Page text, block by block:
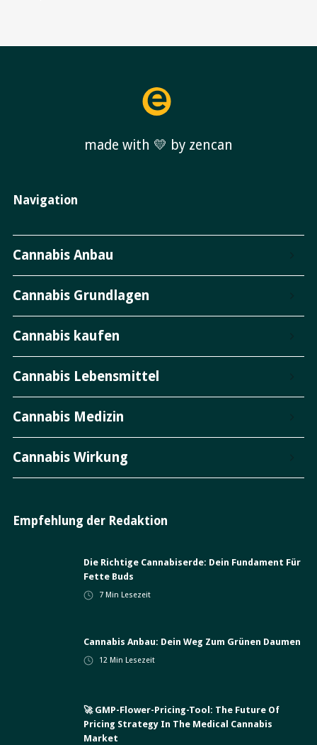
made with 💛 by zencan
Navigation
Cannabis Anbau
Cannabis Grundlagen
Cannabis kaufen
Cannabis Lebensmittel
Cannabis Medizin
Cannabis Wirkung
Empfehlung der Redaktion
Die Richtige Cannabiserde: Dein Fundament Für
Fette Buds
7 Min Lesezeit
Cannabis Anbau: Dein Weg Zum Grünen Daumen
12 Min Lesezeit
🚀 GMP-Flower-Pricing-Tool: The Future Of
Pricing Strategy In The Medical Cannabis
Market